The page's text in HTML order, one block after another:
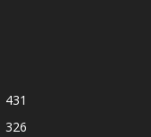
431
326